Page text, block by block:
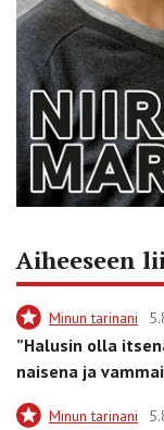
Aiheeseen
Minun tarinani
”Halusin olla
naisena ja
Minun tarinani